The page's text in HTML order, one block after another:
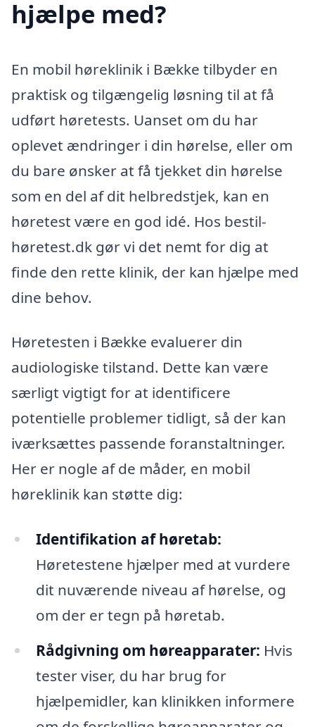
hjælpe med?
En mobil høreklinik i Bække tilbyder en
praktisk og tilgængelig løsning til at få
udført høretests. Uanset om du har
oplevet ændringer i din hørelse, eller om
du bare ønsker at få tjekket din hørelse
som en del af dit helbredstjek, kan en
høretest være en god idé. Hos bestil-
høretest.dk gør vi det nemt for dig at
finde den rette klinik, der kan hjælpe med
dine behov.
Høretesten i Bække evaluerer din
audiologiske tilstand. Dette kan være
særligt vigtigt for at identificere
potentielle problemer tidligt, så der kan
iværksættes passende foranstaltninger.
Her er nogle af de måder, en mobil
høreklinik kan støtte dig:
Identifikation af høretab:
Høretestene hjælper med at vurdere
dit nuværende niveau af hørelse, og
om der er tegn på høretab.
Rådgivning om høreapparater: Hvis
tester viser, du har brug for
hjælpemidler, kan klinikken informere